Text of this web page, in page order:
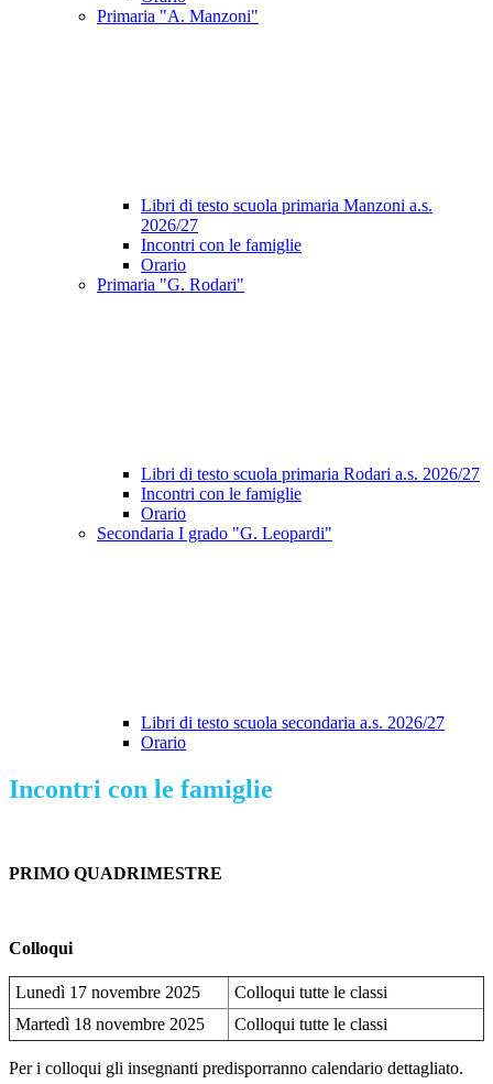
Primaria "A. Manzoni"
Libri di testo scuola primaria Manzoni a.s.
2026/27
Incontri con le famiglie
Orario
Primaria "G. Rodari"
Libri di testo scuola primaria Rodari a.s. 2026/27
Incontri con le famiglie
Orario
Secondaria I grado "G. Leopardi"
Libri di testo scuola secondaria a.s. 2026/27
Orario
Incontri con le famiglie
PRIMO QUADRIMESTRE
Colloqui
Lunedì 17 novembre 2025
Colloqui tutte le classi
Martedì 18 novembre 2025
Colloqui tutte le classi
Per i colloqui gli insegnanti predisporranno calendario dettagliato.